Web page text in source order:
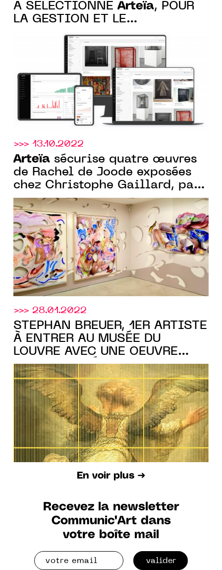
A SÉLECTIONNÉ Arteïa, POUR
LA GESTION ET LE
CATALOGAGE DE SA
COLLECTION D’ART
>>> 13.10.2022
Arteïa sécurise quatre œuvres
de Rachel de Joode exposées
chez Christophe Gaillard, par
un passeport numérique
inviolable ancré sur la
blockchain, connecté via une
puce NFC
>>> 28.01.2022
STEPHAN BREUER, 1ER ARTISTE
À ENTRER AU MUSÉE DU
LOUVRE AVEC UNE OEUVRE
AUTHENTIFIÉE PAR UNE PUCE
NFC ARTEÏA SÉCURISÉE SUR
LA BLOCKCHAIN
En voir plus ➜
Recevez la newsletter
Communic'Art dans
votre boîte mail
valider